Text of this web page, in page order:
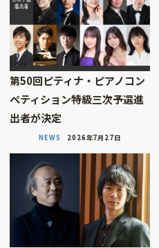
第50回ピティナ・ピアノコン
ペティション特級三次予選進
出者が決定
NEWS 2026年7月27日